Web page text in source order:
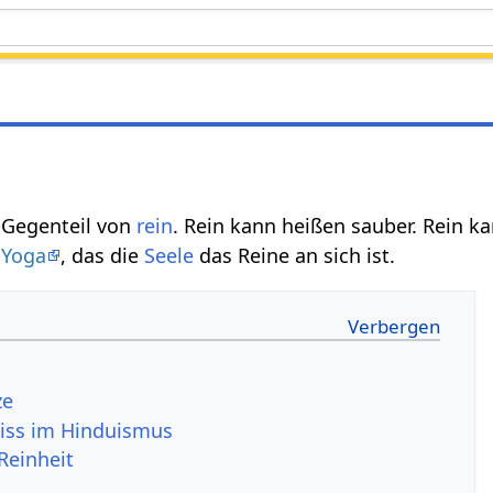
von rein. Rein kann heißen sauber. Rein
Yoga , das die Seele das Reine an sich ist.
im Hinduismus